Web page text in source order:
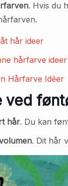
. Hvis du
hår ideer
hårfarve ideer
Hårfarve Idéer
ved
hår. Du kan
. Dit hår